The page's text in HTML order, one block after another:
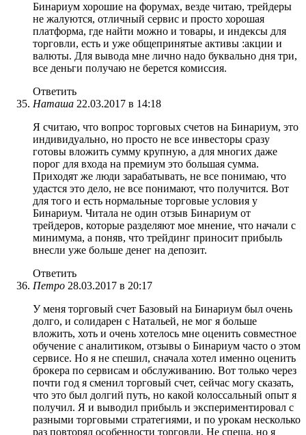
Бинариум хорошие на форумах, везде читаю, трейдеры
не жалуются, отличный сервис и просто хорошая
платформа, где найти можно и товары, и индексы для
торговли, есть и уже общепринятые активы :акции и
валюты. Для вывода мне лично надо буквально дня три,
все деньги получаю не берется комиссия.
Ответить
Наташа 22.03.2017 в 14:18
Я считаю, что вопрос торговых счетов на Бинариум, это
индивидуально, но просто не все инвесторы сразу
готовы вложить сумму крупную, а для многих даже
порог для входа на премиум это большая сумма.
Приходят же люди зарабатывать, не все понимаю, что
удастся это дело, не все понимают, что получится. Вот
для того и есть нормальные торговые условия у
Бинариум. Читала не один отзыв Бинариум от
трейдеров, которые разделяют мое мнение, что начали с
минимума, а поняв, что трейдинг приносит прибыль
внесли уже больше денег на депозит.
Ответить
Петро 28.03.2017 в 20:17
У меня торговый счет Базовый на Бинариум был очень
долго, и солидарен с Натальей, не мог я больше
вложить, хоть и очень хотелось мне оценить совместное
обучение с аналитиком, отзывы о Бинариум часто о этом
сервисе. Но я не спешил, сначала хотел именно оценить
брокера по сервисам и обслуживанию. Вот только через
почти год я сменил торговый счет, сейчас могу сказать,
что это был долгий путь, но какой колоссальный опыт я
получил. Я и выводил прибыль и экспериментировал с
разными торговыми стратегиями, и по урокам несколько
раз повторял особенности торговли. Не спеша, но я